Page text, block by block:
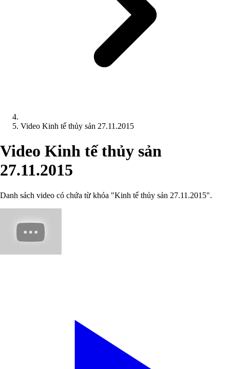
Video Kinh tế thủy sản 27.11.2015
Video Kinh tế thủy sản
27.11.2015
Danh sách video có chứa từ khóa "Kinh tế thủy sản 27.11.2015".